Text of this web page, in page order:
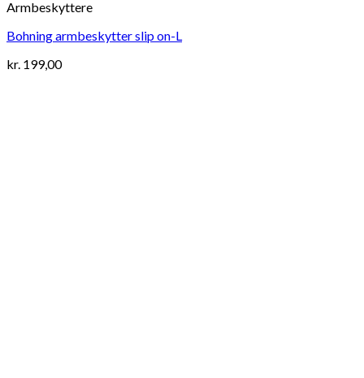
Armbeskyttere
Bohning armbeskytter slip on-L
kr. 199,00